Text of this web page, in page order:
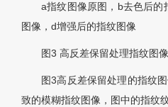
a指纹图像原图，b去色后的
图像，d增强后的指纹图像
图3 高反差保留处理指纹图像
图3高反差保留处理的指纹
致的模糊指纹图像，图中的指纹